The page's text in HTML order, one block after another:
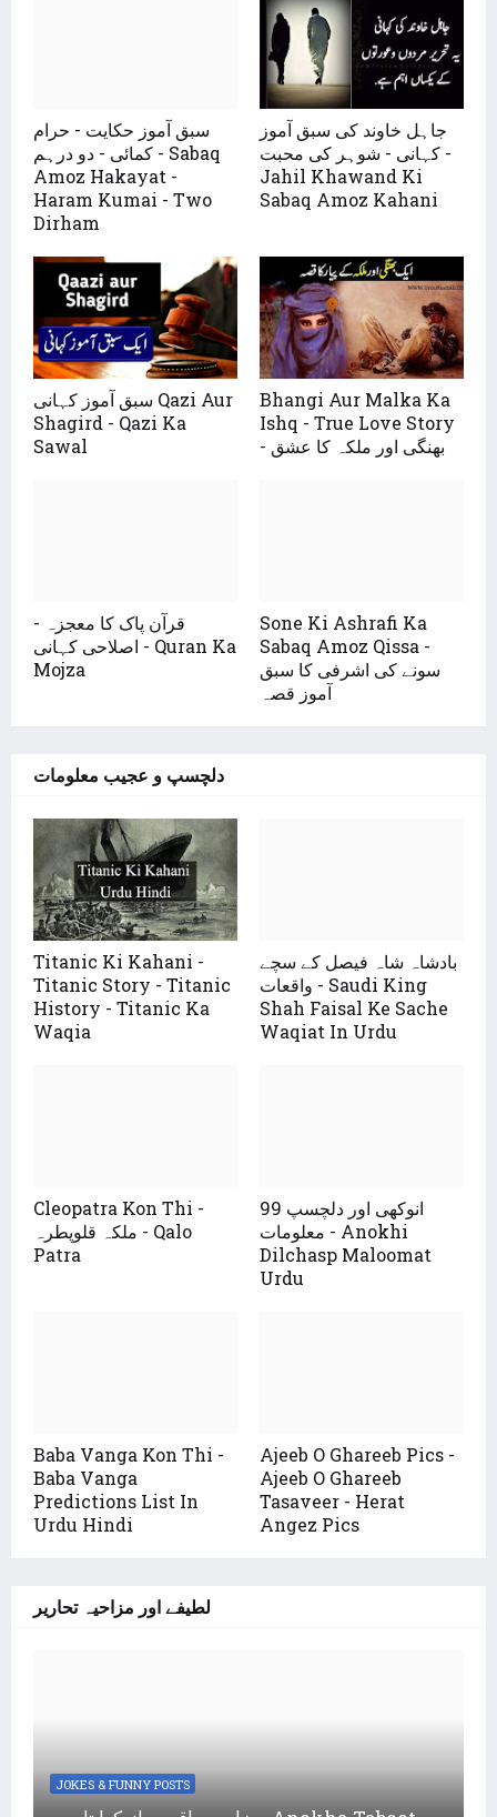
سبق آموز حکایت - حرام
کمائی - دو درہم - Sabaq
Amoz Hakayat -
Haram Kumai - Two
Dirham
جاہل خاوند کی سبق آموز
کہانی - شوہر کی محبت -
Jahil Khawand Ki
Sabaq Amoz Kahani
سبق آموز کہانی Qazi Aur
Shagird - Qazi Ka
Sawal
Bhangi Aur Malka Ka
Ishq - True Love Story
- بھنگی اور ملکہ کا عشق
قرآن پاک کا معجزہ -
اصلاحی کہانی - Quran Ka
Mojza
Sone Ki Ashrafi Ka
Sabaq Amoz Qissa -
سونے کی اشرفی کا سبق
آموز قصہ
دلچسپ و عجیب معلومات
Titanic Ki Kahani -
Titanic Story - Titanic
History - Titanic Ka
Waqia
بادشاہ شاہ فیصل کے سچے
واقعات - Saudi King
Shah Faisal Ke Sache
Waqiat In Urdu
Cleopatra Kon Thi -
ملکہ قلوپطرہ - Qalo
Patra
99 انوکھی اور دلچسپ
معلومات - Anokhi
Dilchasp Maloomat
Urdu
Baba Vanga Kon Thi -
Baba Vanga
Predictions List In
Urdu Hindi
Ajeeb O Ghareeb Pics -
Ajeeb O Ghareeb
Tasaveer - Herat
Angez Pics
لطیفے اور مزاحیہ تحاریر
JOKES & FUNNY POSTS